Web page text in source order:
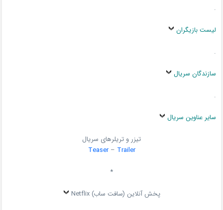
.
لیست بازیگران
.
سازندگان سریال
.
سایر عناوین سریال
تیزر و تریلرهای سریال
Teaser– Trailer
*
پخش آنلاین (سافت ساب) Netflix